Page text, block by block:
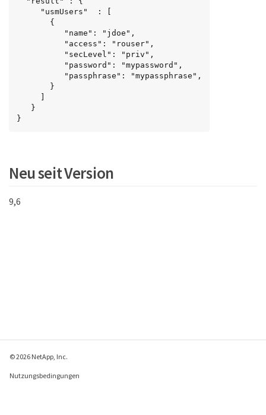
}
Neu seit Version
9,6
© 2026 NetApp, Inc.
Nutzungsbedingungen